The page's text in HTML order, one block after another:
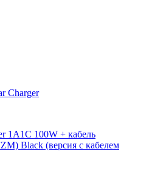
Charger
1A1C 100W + кабель
Black (версия с кабелем